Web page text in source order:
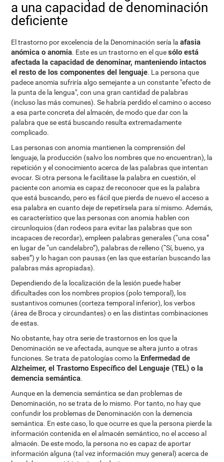
a una capacidad de denominación
deficiente
El trastorno por excelencia de la Denominación sería laafasia
anómica o anomia. Este es un trastorno en el quesólo está
afectada la capacidad de denominar, manteniendo intactos
el resto de los componentes del lenguaje. La persona que
padece anomia sufriría algo semejante a un constante "efecto de
la punta de la lengua", con una gran cantidad de palabras
(incluso las más comunes). Se habría perdido el camino o acceso
a esa parte concreta del almacén, de modo que dar con la
palabra que se está buscando resulta extremadamente
complicado.
Las personas con anomia mantienen la comprensión del
lenguaje, la producción (salvo los nombres que no encuentran), la
repetición y el conocimiento acerca de las palabras que intentan
evocar. Si otra persona le facilitase la palabra en cuestión, el
paciente con anomia es capaz de reconocer que es la palabra
que está buscando, pero es fácil que pierda de nuevo el acceso a
esa palabra en cuanto deje de repetírsela para sí mismo. Además,
es característico que las personas con anomia hablen con
circunloquios (dan rodeos para evitar las palabras que son
incapaces de recordar), empleen palabras generales (“una cosa”
en lugar de “un candelabro”), palabras de relleno (“Sí, bueno, ya
sabes”) y lo hagan con pausas (en las que estarían buscando las
palabras más apropiadas).
Dependiendo de la localización de la lesión puede haber
dificultades con los nombres propios (polo temporal), los
sustantivos comunes (corteza temporal inferior), los verbos
(área de Broca y circundantes) o en las distintas combinaciones
de estas.
No obstante, hay otra serie de trastornos en los que la
Denominación se ve afectada, aunque se altera junto a otras
funciones. Se trata de patologías como la Enfermedad de
Alzheimer, el Trastorno Específico del Lenguaje (TEL) o la
demencia semántica.
Aunque en la demencia semántica se dan problemas de
Denominación, no se trata de lo mismo. Por tanto, no hay que
confundir los problemas de Denominación con la demencia
semántica. En este caso, lo que ocurre es que la persona pierde la
información contenida en el almacén semántico, no el acceso al
almacén. De este modo, la persona no es capaz de aportar
información alguna (tal vez información muy general) acerca de